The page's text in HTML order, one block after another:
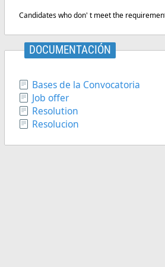
Candidates who don' t meet the
DOCUMENTACIÓN
Bases de la Convocatoria
Job offer
Resolution
Resolucion